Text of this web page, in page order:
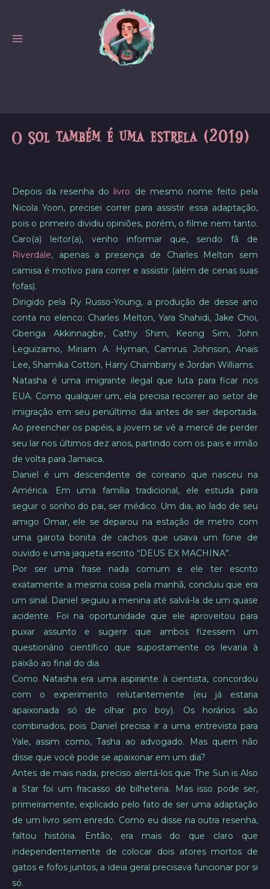
content
O Sol também é uma estrela (2019)
Depois da resenha do livro de mesmo nome feito pela
Nicola Yoon, precisei correr para assistir essa adaptação,
pois o primeiro dividiu opiniões, porém, o filme nem tanto.
Caro(a) leitor(a), venho informar que, sendo fã de
Riverdale, apenas a presença de Charles Melton sem
camisa é motivo para correr e assistir (além de cenas suas
fofas).
Dirigido pela Ry Russo-Young, a produção de desse ano
conta no elenco: Charles Melton, Yara Shahidi, Jake Choi,
Gbenga Akkinnagbe, Cathy Shim, Keong Sim, John
Leguizamo, Miriam A. Hyman, Camrus Johnson, Anais
Lee, Shamika Cotton, Harry Chambarry e Jordan Williams.
Natasha é uma imigrante ilegal que luta para ficar nos
EUA. Como qualquer um, ela precisa recorrer ao setor de
imigração em seu penúltimo dia antes de ser deportada.
Ao preencher os papéis, a jovem se vê a mercê de perder
seu lar nos últimos dez anos, partindo com os pais e irmão
de volta para Jamaica.
Daniel é um descendente de coreano que nasceu na
América. Em uma família tradicional, ele estuda para
seguir o sonho do pai, ser médico. Um dia, ao lado de seu
amigo Omar, ele se deparou na estação de metro com
uma garota bonita de cachos que usava um fone de
ouvido e uma jaqueta escrito “DEUS EX MACHINA”.
Por ser uma frase nada comum e ele ter escrito
exatamente a mesma coisa pela manhã, concluiu que era
um sinal. Daniel seguiu a menina até salvá-la de um quase
acidente. Foi na oportunidade que ele aproveitou para
puxar assunto e sugerir que ambos fizessem um
questionário científico que supostamente os levaria à
paixão ao final do dia.
Como Natasha era uma aspirante à cientista, concordou
com o experimento relutantemente (eu já estaria
apaixonada só de olhar pro boy). Os horários são
combinados, pois Daniel precisa ir a uma entrevista para
Yale, assim como, Tasha ao advogado. Mas quem não
disse que você pode se apaixonar em um dia?
Antes de mais nada, preciso alertá-los que The Sun is Also
a Star foi um fracasso de bilheteria. Mas isso pode ser,
primeiramente, explicado pelo fato de ser uma adaptação
de um livro sem enredo. Como eu disse na outra resenha,
faltou história. Então, era mais do que claro que
independentemente de colocar dois atores mortos de
gatos e fofos juntos, a ideia geral precisava funcionar por si
só.